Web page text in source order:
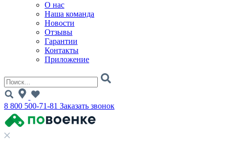
О нас
Наша команда
Новости
Отзывы
Гарантии
Контакты
Приложение
8 800 500-71-81 Заказать звонок